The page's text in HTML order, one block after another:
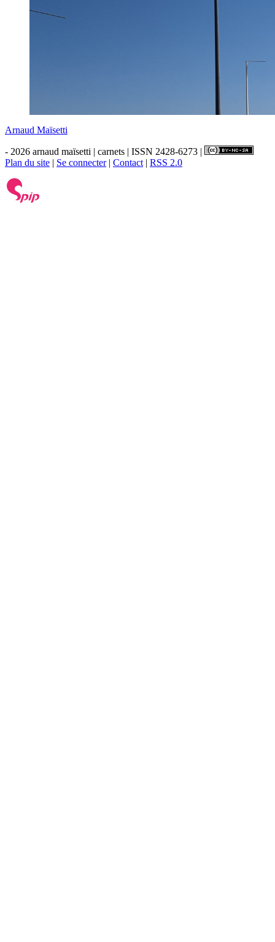
Arnaud Maïsetti
- 2026 arnaud maïsetti | carnets | ISSN 2428-6273 |
Plan du site | Se connecter| Contact | RSS 2.0